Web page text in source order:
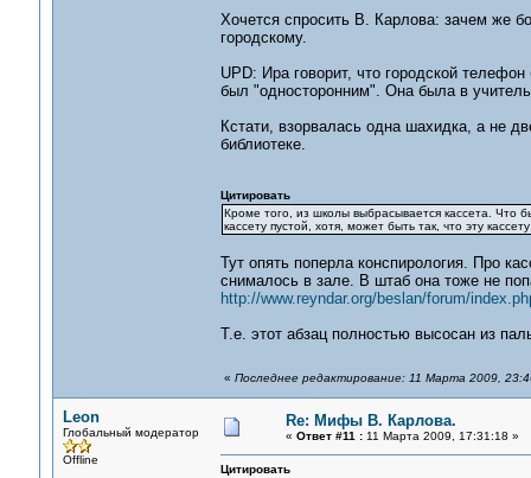
Хочется спросить В. Карлова: зачем же
городскому.
UPD: Ира говорит, что городской
был "односторонним". Она была в
Кстати, взорвалась одна шахидка, а не
библиотеке.
Цитировать
Кроме того, из школы выбрасывается кассета. Что
кассету пустой, хотя, может быть так, что эту
Тут опять поперла конспирология. Про
снималось в зале. В штаб она тоже не
http://www.reyndar.org/beslan/forum/
Т.е. этот абзац полностью высосан из
« Последнее редактирование: 11 Марта 2009,
Leon
Глобальный модератор
Offline
Re: Мифы В. Карлова.
« Ответ #11 :11 Марта 2009, 17:31:18 »
Цитировать